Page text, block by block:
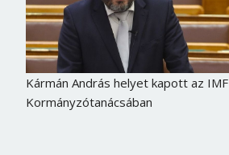
Kármán András helyet kapott az IMF
Kormányzótanácsában